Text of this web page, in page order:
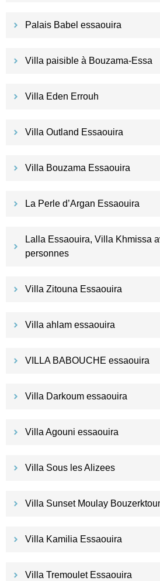
Palais Babel essaouira
Villa paisible à Bouzama-Essa
Villa Eden Errouh
Villa Outland Essaouira
Villa Bouzama Essaouira
La Perle d’Argan Essaouira
Lalla Essaouira, Villa Khmissa
personnes
Villa Zitouna Essaouira
Villa ahlam essaouira
VILLA BABOUCHE essaouira
Villa Darkoum essaouira
Villa Agouni essaouira
Villa Sous les Alizees
Villa Sunset Moulay
Villa Kamilia Essaouira
Villa Tremoulet Essaouira